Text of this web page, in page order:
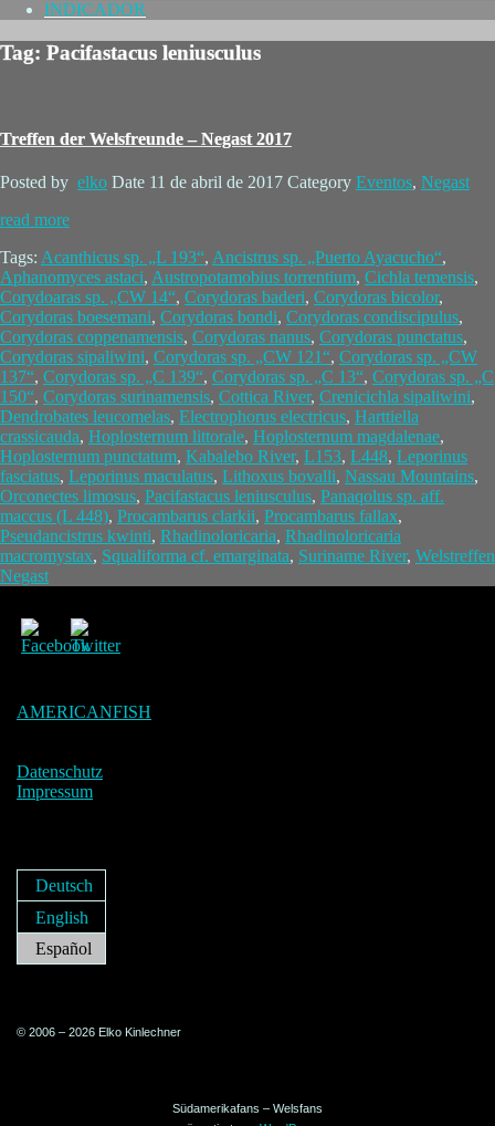
INDICADOR
Tag: Pacifastacus leniusculus
Treffen der Welsfreunde – Negast 2017
Posted by elko Date 11 de abril de 2017 Category Eventos, Negast
read more
Tags: Acanthicus sp. „L 193“, Ancistrus sp. „Puerto Ayacucho“,
Aphanomyces astaci, Austropotamobius torrentium, Cichla temensis,
Corydoaras sp. „CW 14“, Corydoras baderi, Corydoras bicolor,
Corydoras boesemani, Corydoras bondi, Corydoras condiscipulus,
Corydoras coppenamensis, Corydoras nanus, Corydoras punctatus,
Corydoras sipaliwini, Corydoras sp. „CW 121“, Corydoras sp. „CW
137“, Corydoras sp. „C 139“, Corydoras sp. „C 13“, Corydoras sp. „C
150“, Corydoras surinamensis, Cottica River, Crenicichla sipaliwini,
Dendrobates leucomelas, Electrophorus electricus, Harttiella
crassicauda, Hoplosternum littorale, Hoplosternum magdalenae,
Hoplosternum punctatum, Kabalebo River, L153, L448, Leporinus
fasciatus, Leporinus maculatus, Lithoxus bovalli, Nassau Mountains,
Orconectes limosus, Pacifastacus leniusculus, Panaqolus sp. aff.
maccus (L 448), Procambarus clarkii, Procambarus fallax,
Pseudancistrus kwinti, Rhadinoloricaria, Rhadinoloricaria
macromystax, Squaliforma cf. emarginata, Suriname River, Welstreffen
Negast
AMERICANFISH
Datenschutz
Impressum
Deutsch
English
Español
© 2006 – 2026 Elko Kinlechner
Südamerikafans – Welsfans